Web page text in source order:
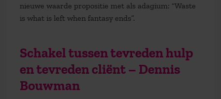
nieuwe waarde propositie met als adagium: “Waste
is what is left when fantasy ends”.
Schakel tussen tevreden hulp
en tevreden cliënt – Dennis
Bouwman